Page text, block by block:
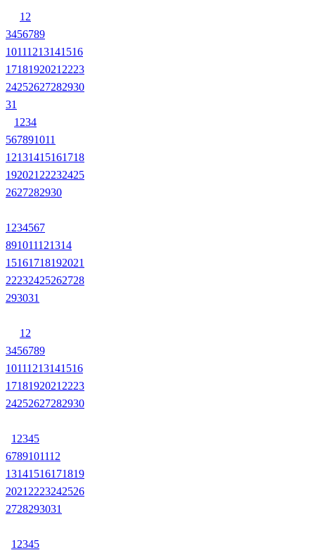
1 2
3456789
10111213141516
1718192021 2223
24252627282930
31
1 234
567891011
12131415161718
192021 22232425
2627282930
1 234567
891011121314
15161718192021
22232425262728
293031
1 2
3456789
10111213141516
1718192021 2223
24252627282930
1 2345
6789101112
13141516171819
2021 2223242526
2728293031
1 2345